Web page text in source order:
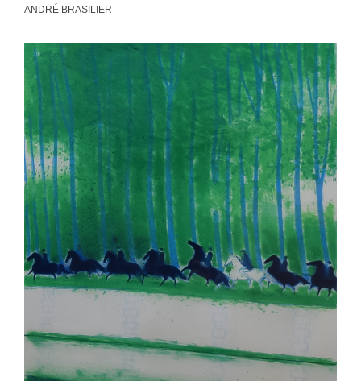
ANDRÉ BRASILIER